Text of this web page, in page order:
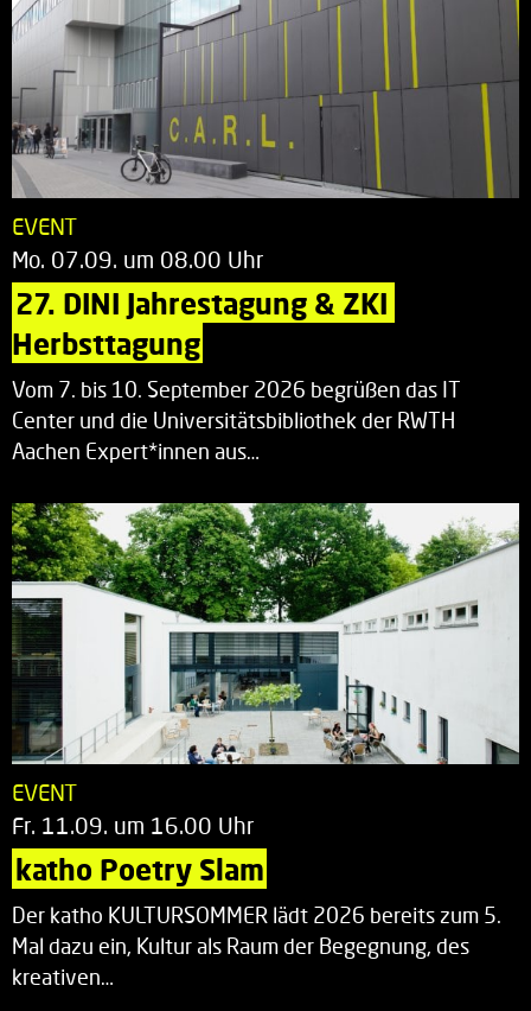
EVENT
Mo. 07.09. um 08.00 Uhr
27. DINI Jahrestagung & ZKI
Herbsttagung
Vom 7. bis 10. September 2026 begrüßen das IT
Center und die Universitätsbibliothek der RWTH
Aachen Expert*innen aus…
EVENT
Fr. 11.09. um 16.00 Uhr
katho Poetry Slam
Der katho KULTURSOMMER lädt 2026 bereits zum 5.
Mal dazu ein, Kultur als Raum der Begegnung, des
kreativen…